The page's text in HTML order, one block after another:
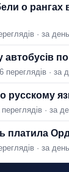
о рангах
· за
автобусів
переглядів · за
русскому
· за
платила
· за